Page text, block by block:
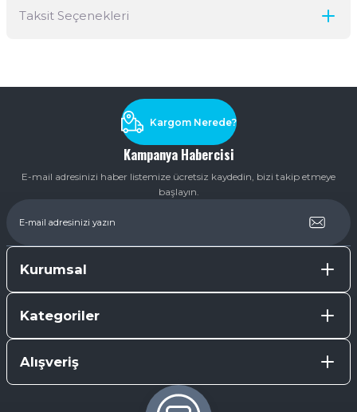
Taksit Seçenekleri
Kampanya Habercisi
E-mail adresinizi haber listemize ücretsiz kaydedin, bizi takip etmeye
başlayın.
Kargom Nerede?
Kurumsal
Kategoriler
Alışveriş